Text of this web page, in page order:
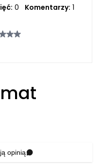
0 Komentarzy: 1
opinią